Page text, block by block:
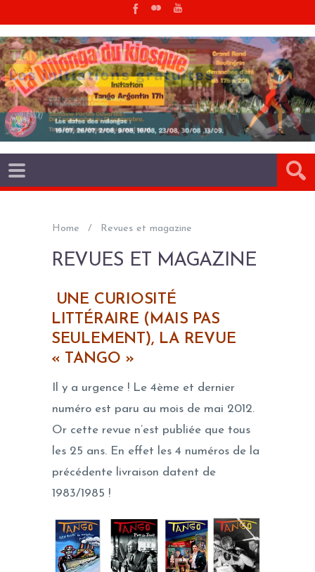
Home Revues et magazine
REVUES ET MAGAZINE
UNE CURIOSITÉ
LITTÉRAIRE (MAIS PAS
SEULEMENT), LA REVUE
« TANGO »
Il y a urgence ! Le 4ème et dernier
numéro est paru au mois de mai 2012.
Or cette revue n’est publiée que tous
les 25 ans. En effet les 4 numéros de la
précédente livraison datent de
1983/1985 !